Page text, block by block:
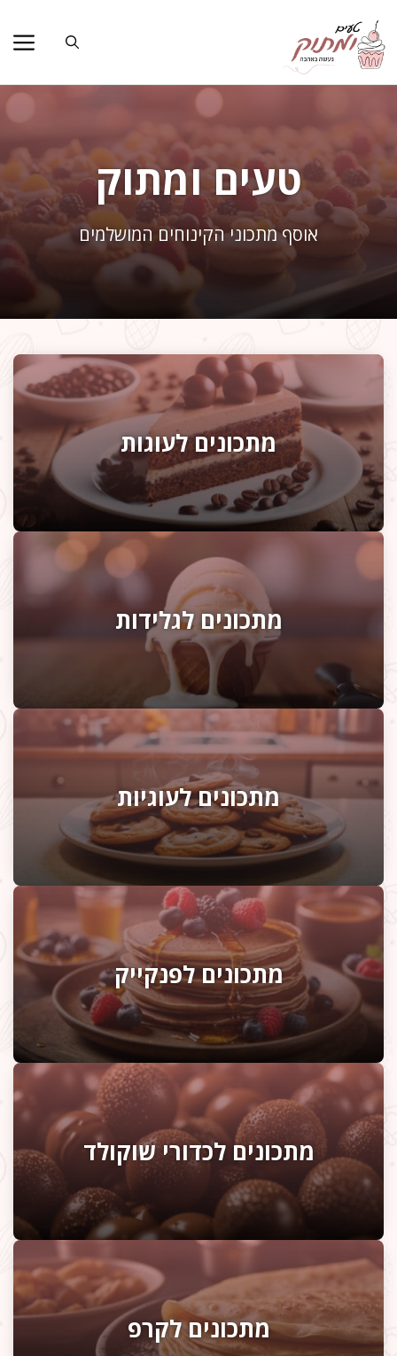
לתוכן
טעים ומתוק
אוסף מתכוני הקינוחים המושלמים
מתכונים לעוגות
מתכונים לגלידות
מתכונים לעוגיות
מתכונים לפנקייק
מתכונים לכדורי שוקולד
מתכונים לקרפ